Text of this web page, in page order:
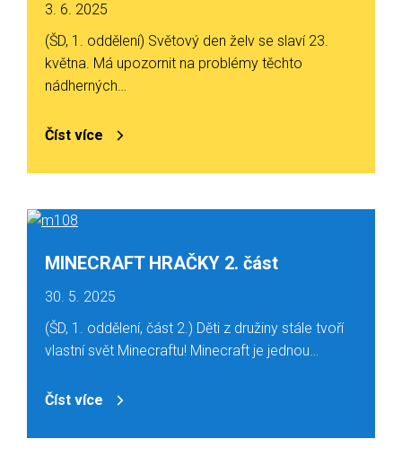
3. 6. 2025
(ŠD, 1. oddělení) Světový den želv se slaví 23.
května. Má upozornit na problémy těchto
nádherných…
Číst více
MINECRAFT HRAČKY 2. část
30. 5. 2025
(ŠD, 1. oddělení, část 2.) Děti z družiny stále tvoří
vlastní svět Minecraftu! Minecraft je jednou…
Číst více